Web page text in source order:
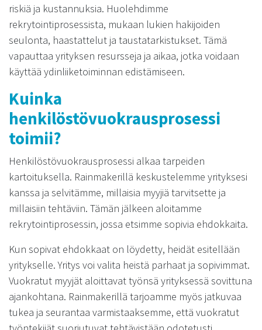
riskiä ja kustannuksia. Huolehdimme
rekrytointiprosessista, mukaan lukien hakijoiden
seulonta, haastattelut ja taustatarkistukset. Tämä
vapauttaa yrityksen resursseja ja aikaa, jotka voidaan
käyttää ydinliiketoiminnan edistämiseen.
Kuinka
henkilöstövuokrausprosessi
toimii?
Henkilöstövuokrausprosessi alkaa tarpeiden
kartoituksella. Rainmakerillä keskustelemme yrityksesi
kanssa ja selvitämme, millaisia myyjiä tarvitsette ja
millaisiin tehtäviin. Tämän jälkeen aloitamme
rekrytointiprosessin, jossa etsimme sopivia ehdokkaita.
Kun sopivat ehdokkaat on löydetty, heidät esitellään
yritykselle. Yritys voi valita heistä parhaat ja sopivimmat.
Vuokratut myyjät aloittavat työnsä yrityksessä sovittuna
ajankohtana. Rainmakerillä tarjoamme myös jatkuvaa
tukea ja seurantaa varmistaaksemme, että vuokratut